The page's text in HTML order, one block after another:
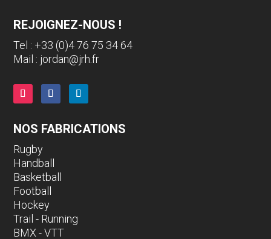
REJOIGNEZ-NOUS !
Tel : +33 (0)4 76 75 34 64
Mail : jordan@jrh.fr
NOS FABRICATIONS
Rugby
Handball
Basketball
Football
Hockey
Trail - Running
BMX - VTT